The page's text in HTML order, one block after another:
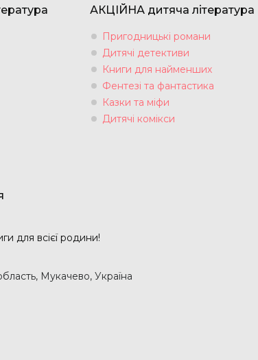
АКЦІЙНА дитяча література
Пригодницькі романи
Дитячі детективи
Книги для найменших
Фентезі та фантастика
Казки та міфи
Дитячі комікси
для всієї родини!
Мукачево, Україна